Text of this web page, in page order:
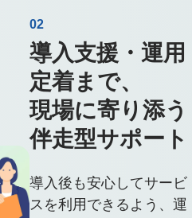
02
導入支援・運用
定着まで、
現場に寄り添う
伴走型サポート
導入後も安心してサービ
スを利用できるよう、運